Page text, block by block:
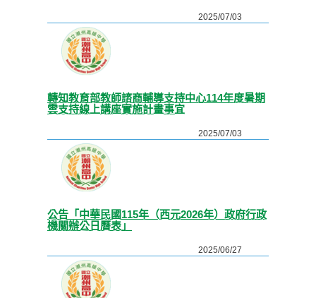
2025/07/03
轉知教育部教師諮商輔導支持中心114年度暑期
雲支持線上講座實施計畫事宜
2025/07/03
公告「中華民國115年（西元2026年）政府行政
機關辦公日曆表」
2025/06/27